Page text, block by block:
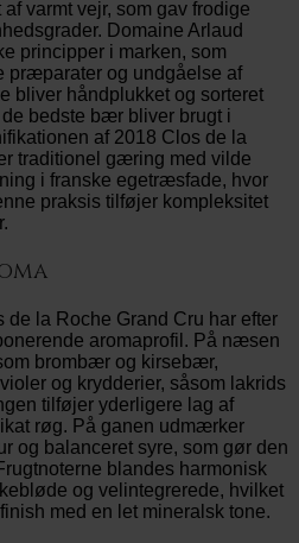
varmt vejr, som gav frodige
Domaine Arlaud
principper i marken, som
præparater og undgåelse af
bliver håndplukket og sorteret
bedste bær bliver brugt i
af 2018 Clos de la
traditionel gæring med vilde
i franske egetræsfade, hvor
praksis tilføjer kompleksitet
la Roche Grand Cru har efter
aromaprofil. På næsen
brombær og kirsebær,
og krydderier, såsom lakrids
tilføjer yderligere lag af
røg. På ganen udmærker
og balanceret syre, som gør den
blandes harmonisk
og velintegrerede, hvilket
med en let mineralsk tone.